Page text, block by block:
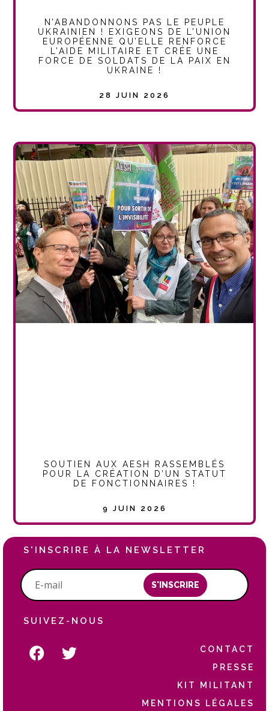
N’ABANDONNONS PAS LE PEUPLE
UKRAINIEN ! EXIGEONS DE L’UNION
EUROPÉENNE QU’ELLE RENFORCE
L’AIDE MILITAIRE ET CRÉE UNE
FORCE DE SOLDATS DE LA PAIX EN
UKRAINE !
28 JUIN 2026
SOUTIEN AUX AESH RASSEMBLÉS
POUR LA CRÉATION D’UN STATUT
DE FONCTIONNAIRES !
9 JUIN 2026
S'INSCRIRE À LA NEWSLETTER
S'INSCRIRE
SUIVEZ-NOUS
CONTACT
PRESSE
KIT MILITANT
MENTIONS LÉGALES